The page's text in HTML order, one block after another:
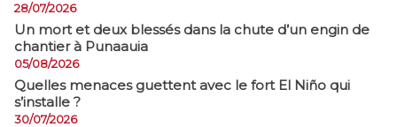
28/07/2026
​Un mort et deux blessés dans la chute d’un engin de
chantier à Punaauia
05/08/2026
Quelles menaces guettent avec le fort El Niño qui
s’installe ?
30/07/2026